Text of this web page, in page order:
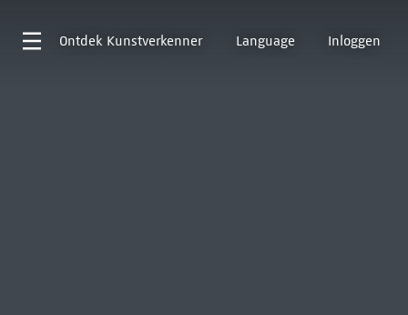
Ontdek Kunstverkenner Language Inloggen